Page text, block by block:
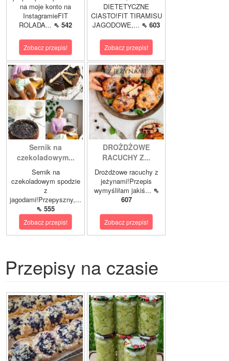
na moje konto na
InstagramieFIT
ROLADA... ⇖ 542
Zobacz przepis!
DIETETYCZNE
CIASTO!FIT TIRAMISU
JAGODOWE,... ⇖ 603
Zobacz przepis!
Sernik na
czekoladowym...
Sernik na
czekoladowym spodzie
z
jagodami!Przepyszny,...
⇖ 555
Zobacz przepis!
DROŻDŻOWE
RACUCHY Z...
Drożdżowe racuchy z
jeżynami!Przepis
wymyśliłam jakiś... ⇖
607
Zobacz przepis!
Przepisy na czasie